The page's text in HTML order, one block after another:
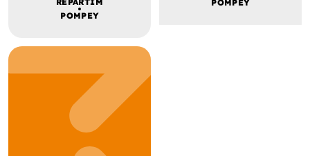
POMPEY
POMPEY